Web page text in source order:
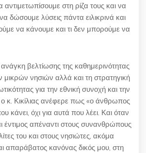
αντιμετωπίσουμε στη ρίζα τους και να
δώσουμε λύσεις πάντα ειλικρινά και
να κάνουμε και τι δεν μπορούμε να
βελτίωσης της καθημερινότητας
νησιών αλλά και τη στρατηγική
για την εθνική συνοχή και την
κ. Κικίλιας ανέφερε πως «ο άνθρωπος
κάνει, όχι για αυτά που λέει. Και όταν
έντιμος απέναντι στους συνανθρώπους
του και στους νησιώτες, ακόμα
απαράβατος κανόνας δικός μου, στη